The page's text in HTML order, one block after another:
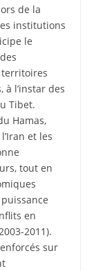
de la
institutions
le
l’instar des
Tibet.
Hamas,
et les
tout en
en
2011).
sur